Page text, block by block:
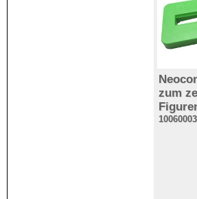
zum
10060003